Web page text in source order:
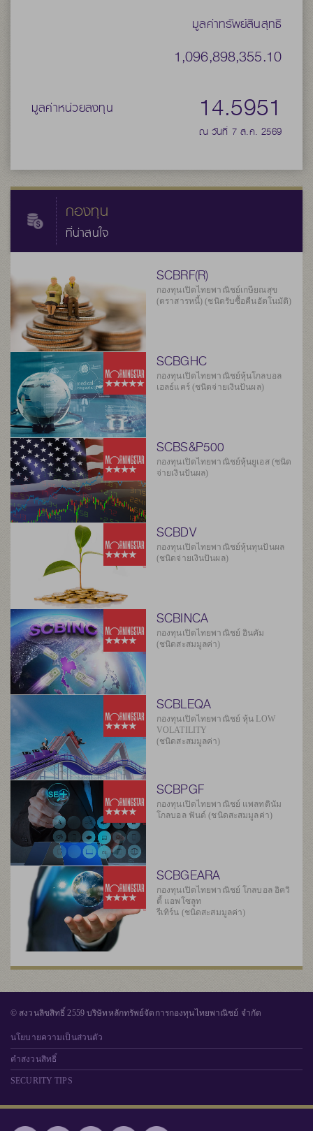
มูลค่าทรัพย์สินสุทธิ
1,096,898,355.10
มูลค่าหน่วยลงทุน 14.5951
ณ วันที่ 7 ส.ค. 2569
กองทุน
ที่น่าสนใจ
SCBRF(R)
กองทุนเปิดไทยพาณิชย์เกษียณสุข
(ตราสารหนี้) (ชนิดรับซื้อคืนอัตโนมัติ)
SCBGHC
กองทุนเปิดไทยพาณิชย์หุ้นโกลบอล
เฮลธ์แคร์ (ชนิดจ่ายเงินปันผล)
SCBS&P500
กองทุนเปิดไทยพาณิชย์หุ้นยูเอส (ชนิด
จ่ายเงินปันผล)
SCBDV
กองทุนเปิดไทยพาณิชย์หุ้นทุนปันผล
(ชนิดจ่ายเงินปันผล)
SCBINCA
กองทุนเปิดไทยพาณิชย์ อินคัม
(ชนิดสะสมมูลค่า)
SCBLEQA
กองทุนเปิดไทยพาณิชย์ หุ้น LOW
VOLATILITY
(ชนิดสะสมมูลค่า)
SCBPGF
กองทุนเปิดไทยพาณิชย์ แพลทตินัม
โกลบอล ฟันด์ (ชนิดสะสมมูลค่า)
SCBGEARA
กองทุนเปิดไทยพาณิชย์ โกลบอล อิควิ
ตี้ แอพโซลูท
รีเทิร์น (ชนิดสะสมมูลค่า)
© สงวนลิขสิทธิ์ 2559 บริษัทหลักทรัพย์จัดการกองทุนไทยพาณิชย์ จำกัด
นโยบายความเป็นส่วนตัว
คำสงวนสิทธิ์
SECURITY TIPS